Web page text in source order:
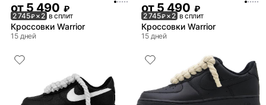
от5 490 ₽
2 745₽× 2 в сплит
Кроссовки Warrior
15 дней
от5 490 ₽
2 745₽× 2 в сплит
Кроссовки Warrior
15 дней